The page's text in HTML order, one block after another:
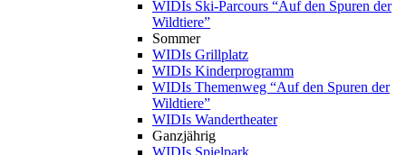
WIDIs Ski-Parcours “Auf den Spuren der
Wildtiere”
Sommer
WIDIs Grillplatz
WIDIs Kinderprogramm
WIDIs Themenweg “Auf den Spuren der
Wildtiere”
WIDIs Wandertheater
Ganzjährig
WIDIs Spielpark